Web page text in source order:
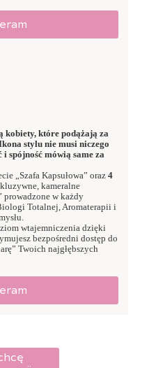
kobiety, które podążają za
stylu nie musi niczego
spójność mówią same za
„Szafa Kapsułowa” oraz 4
kameralne
w każdy
Totalnej, Aromaterapii i
wtajemniczenia dzięki
bezpośredni dostęp do
Twoich najgłębszych